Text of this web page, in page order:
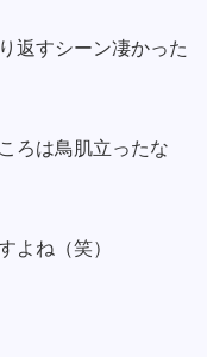
返すシーン凄かった
ろは鳥肌立ったな
よね（笑）